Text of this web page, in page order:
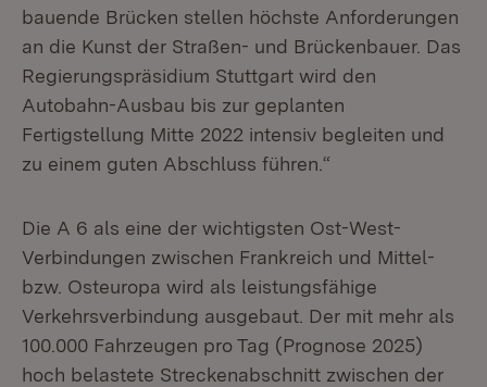
bauende Brücken stellen höchste Anforderungen
an die Kunst der Straßen- und Brückenbauer. Das
Regierungspräsidium Stuttgart wird den
Autobahn-Ausbau bis zur geplanten
Fertigstellung Mitte 2022 intensiv begleiten und
zu einem guten Abschluss führen.“
Die A 6 als eine der wichtigsten Ost-West-
Verbindungen zwischen Frankreich und Mittel-
bzw. Osteuropa wird als leistungsfähige
Verkehrsverbindung ausgebaut. Der mit mehr als
100.000 Fahrzeugen pro Tag (Prognose 2025)
hoch belastete Streckenabschnitt zwischen der